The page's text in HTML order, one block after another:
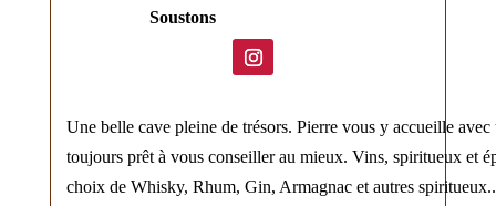
Soustons
Une belle cave pleine de trésors. Pierre vous y accueille
toujours prêt à vous conseiller au mieux. Vins, spiritueux et
choix de Whisky, Rhum, Gin, Armagnac et autres